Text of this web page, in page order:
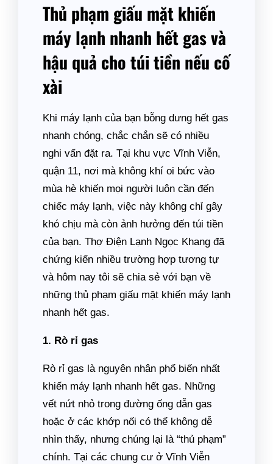
Thủ phạm giấu mặt khiến
máy lạnh nhanh hết gas và
hậu quả cho túi tiền nếu cố
xài
Khi máy lạnh của bạn bỗng dưng hết gas
nhanh chóng, chắc chắn sẽ có nhiều
nghi vấn đặt ra. Tại khu vực Vĩnh Viễn,
quận 11, nơi mà không khí oi bức vào
mùa hè khiến mọi người luôn cần đến
chiếc máy lạnh, việc này không chỉ gây
khó chịu mà còn ảnh hưởng đến túi tiền
của bạn. Thợ Điện Lạnh Ngọc Khang đã
chứng kiến nhiều trường hợp tương tự
và hôm nay tôi sẽ chia sẻ với bạn về
những thủ phạm giấu mặt khiến máy lạnh
nhanh hết gas.
1. Rò rỉ gas
Rò rỉ gas là nguyên nhân phổ biến nhất
khiến máy lạnh nhanh hết gas. Những
vết nứt nhỏ trong đường ống dẫn gas
hoặc ở các khớp nối có thể không dễ
nhìn thấy, nhưng chúng lại là “thủ phạm”
chính. Tại các chung cư ở Vĩnh Viễn